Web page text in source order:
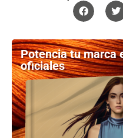
Potencia tu marca
oficiales